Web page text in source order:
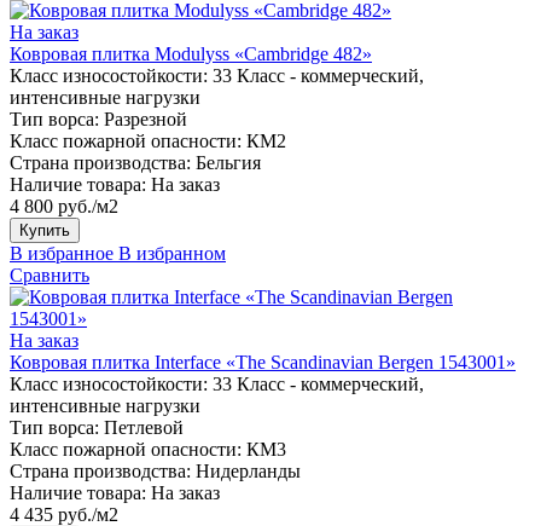
На заказ
Ковровая плитка Modulyss «Cambridge 482»
Класс износостойкости: 33 Класс - коммерческий,
интенсивные нагрузки
Тип ворса: Разрезной
Класс пожарной опасности: КМ2
Страна производства: Бельгия
Наличие товара: На заказ
4 800 руб./м2
Купить
В избранное В избранном
Сравнить
На заказ
Ковровая плитка Interface «The Scandinavian Bergen 1543001»
Класс износостойкости: 33 Класс - коммерческий,
интенсивные нагрузки
Тип ворса: Петлевой
Класс пожарной опасности: КМ3
Страна производства: Нидерланды
Наличие товара: На заказ
4 435 руб./м2